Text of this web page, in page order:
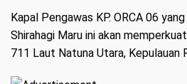
Kapal Pengawas KP. ORCA 06
Shirahagi Maru ini akan
711 Laut Natuna Utara, Kepulauan